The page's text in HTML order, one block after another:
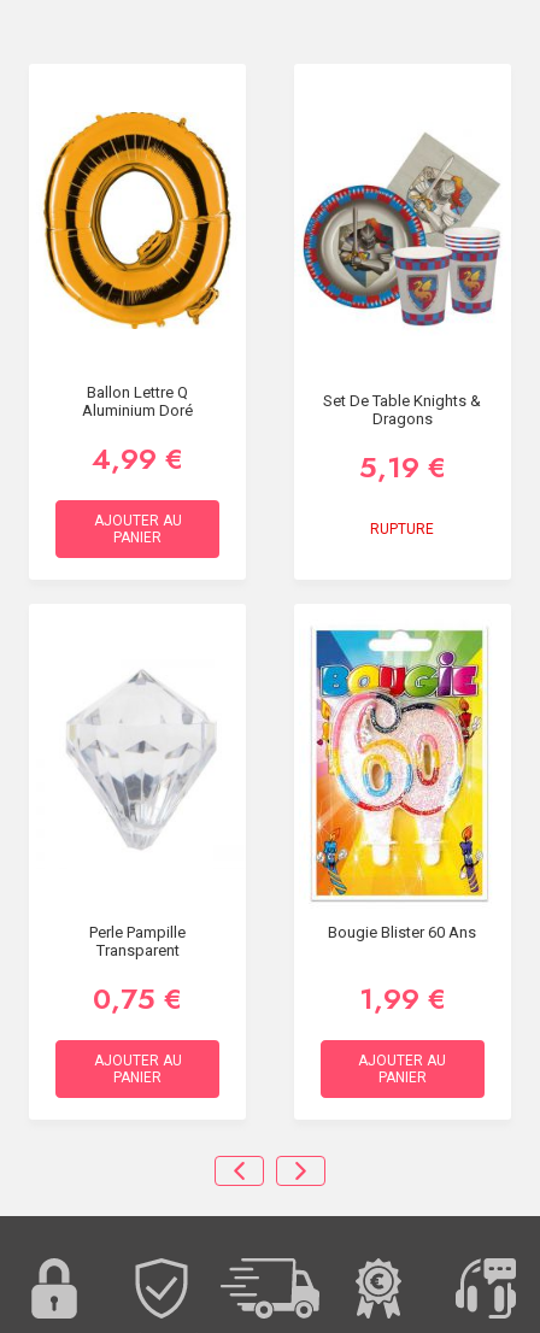
Ballon Lettre Q
Aluminium Doré
4,99 €
AJOUTER AU
PANIER
Set De Table Knights &
Dragons
5,19 €
RUPTURE
Perle Pampille
Transparent
0,75 €
AJOUTER AU
PANIER
Bougie Blister 60 Ans
1,99 €
AJOUTER AU
PANIER